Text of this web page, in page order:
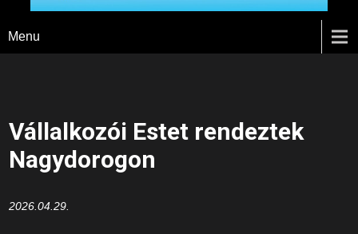
Menu
Vállalkozói Estet rendeztek
Nagydorogon
2026.04.29.